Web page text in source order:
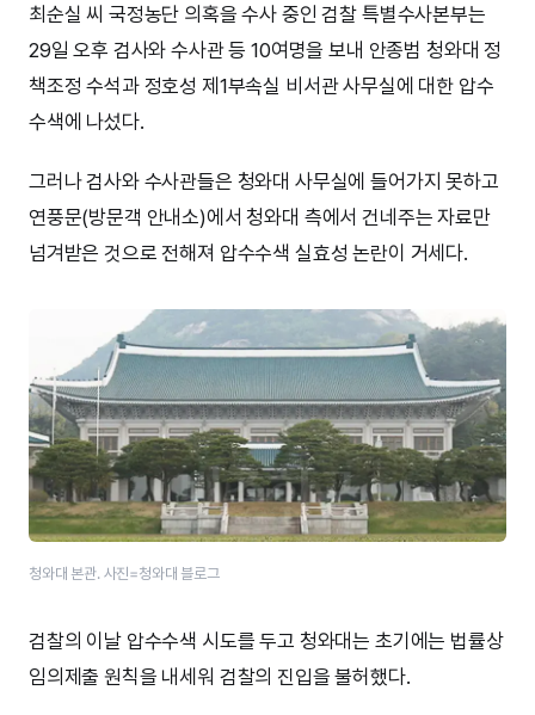
최순실 씨 국정농단 의혹을 수사 중인 검찰 특별수사본부는
29일 오후 검사와 수사관 등 10여명을 보내 안종범 청와대 정
책조정 수석과 정호성 제1부속실 비서관 사무실에 대한 압수
수색에 나섰다.
그러나 검사와 수사관들은 청와대 사무실에 들어가지 못하고
연풍문(방문객 안내소)에서 청와대 측에서 건네주는 자료만
넘겨받은 것으로 전해져 압수수색 실효성 논란이 거세다.
청와대 본관. 사진=청와대 블로그
검찰의 이날 압수수색 시도를 두고 청와대는 초기에는 법률상
임의제출 원칙을 내세워 검찰의 진입을 불허했다.